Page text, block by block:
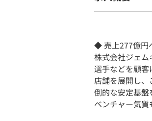
◆ 売上277億円
株式会社ジェ
選手などを顧客
店舗を展開し
倒的な安定基盤
ベンチャー気質